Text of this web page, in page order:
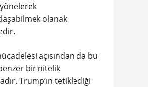
olanak
açısından da bu
bir nitelik
Trump’ın tetiklediği